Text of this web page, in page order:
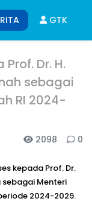
GTK
Dr. H.
sebagai
RI 2024-
0
2098
kepada Prof. Dr.
sebagai Menteri
2024-2029.